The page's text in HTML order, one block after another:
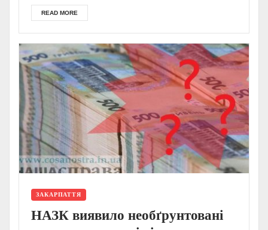
READ MORE
ЗАКАРПАТТЯ
НАЗК виявило необґрунтовані